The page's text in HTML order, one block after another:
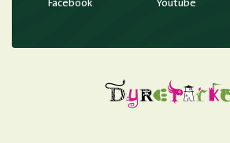
Facebook Youtube